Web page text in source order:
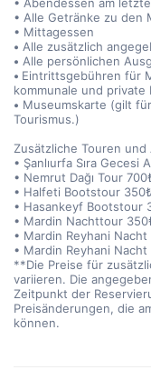
• Alle Getränke zu den
• Mittagessen
• Alle zusätzlich
• Alle persönlichen
• Eintrittsgebühren für
kommunale und private
• Museumskarte (gilt
Tourismus.)
Zusätzliche Touren
• Şanlıurfa Sıra
• Nemrut Dağı Tour
• Halfeti Bootstour 350₺
• Hasankeyf Bootstour
• Mardin Nachttour
• Mardin Reyhani
• Mardin Reyhani
**Die Preise für
variieren. Die
Zeitpunkt der
Preisänderungen, die
können.